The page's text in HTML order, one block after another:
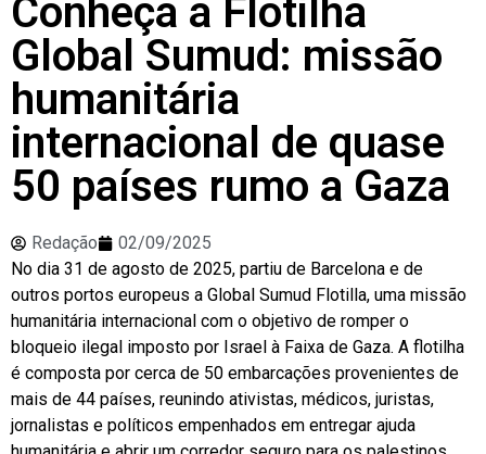
Conheça a Flotilha
Global Sumud: missão
humanitária
internacional de quase
50 países rumo a Gaza
Redação
02/09/2025
No dia 31 de agosto de 2025, partiu de Barcelona e de
outros portos europeus a Global Sumud Flotilla, uma missão
humanitária internacional com o objetivo de romper o
bloqueio ilegal imposto por Israel à Faixa de Gaza. A flotilha
é composta por cerca de 50 embarcações provenientes de
mais de 44 países, reunindo ativistas, médicos, juristas,
jornalistas e políticos empenhados em entregar ajuda